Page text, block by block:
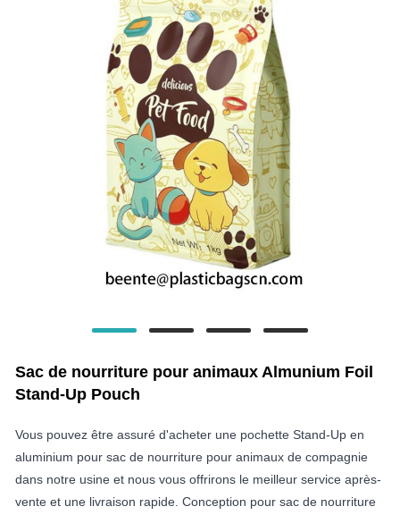
Sac de nourriture pour animaux Almunium Foil
Stand-Up Pouch
Vous pouvez être assuré d'acheter une pochette Stand-Up en
aluminium pour sac de nourriture pour animaux de compagnie
dans notre usine et nous vous offrirons le meilleur service après-
vente et une livraison rapide. Conception pour sac de nourriture